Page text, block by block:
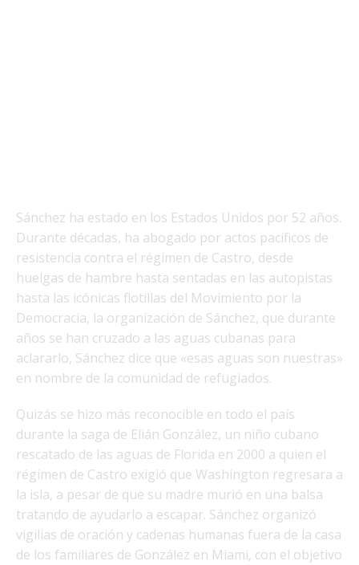
Sánchez ha estado en los Estados Unidos por 52 años.
Durante décadas, ha abogado por actos pacíficos de
resistencia contra el régimen de Castro, desde
huelgas de hambre hasta sentadas en las autopistas
hasta las icónicas flotillas del Movimiento por la
Democracia, la organización de Sánchez, que durante
años se han cruzado a las aguas cubanas para
aclararlo, Sánchez dice que «esas aguas son nuestras»
en nombre de la comunidad de refugiados.
Quizás se hizo más reconocible en todo el país
durante la saga de Elián González, un niño cubano
rescatado de las aguas de Florida en 2000 a quien el
régimen de Castro exigió que Washington regresara a
la isla, a pesar de que su madre murió en una balsa
tratando de ayudarlo a escapar. Sánchez organizó
vigilias de oración y cadenas humanas fuera de la casa
de los familiares de González en Miami, con el objetivo